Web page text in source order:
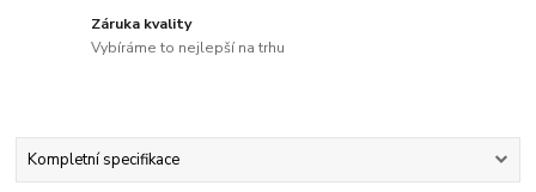
Záruka kvality
Vybíráme to nejlepší na trhu
Kompletní specifikace